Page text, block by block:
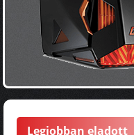
Legjobban eladott